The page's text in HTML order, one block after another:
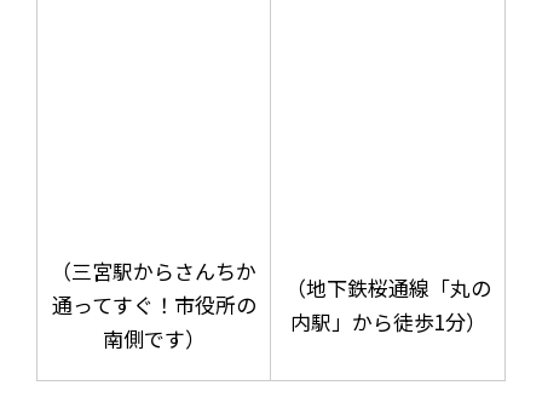
（三宮駅からさんちか
通ってすぐ！市役所の
南側です）
（地下鉄桜通線「丸の
内駅」から徒歩1分）